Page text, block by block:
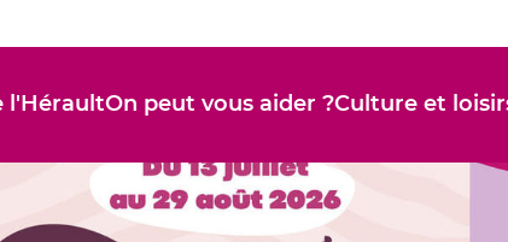
l'HéraultOn peut vous aider ?Culture et